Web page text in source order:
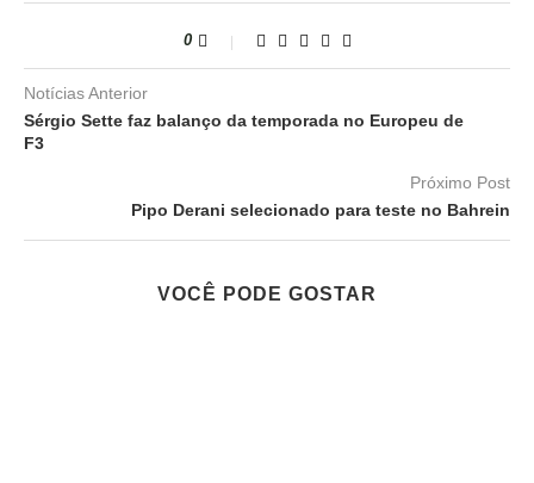
0
Notícias Anterior
Sérgio Sette faz balanço da temporada no Europeu de
F3
Próximo Post
Pipo Derani selecionado para teste no Bahrein
VOCÊ PODE GOSTAR